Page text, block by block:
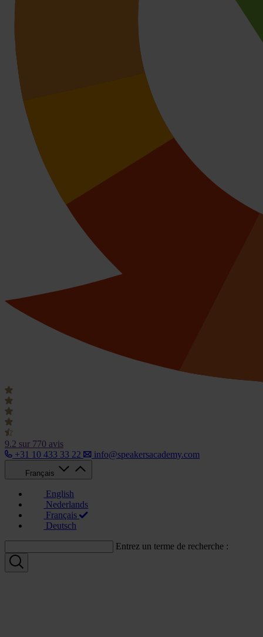
9.2 sur 770 avis
+31 10 433 33 22
info@speakersacademy.com
Français
English
Nederlands
Français
Deutsch
Entrez un terme de recherche :